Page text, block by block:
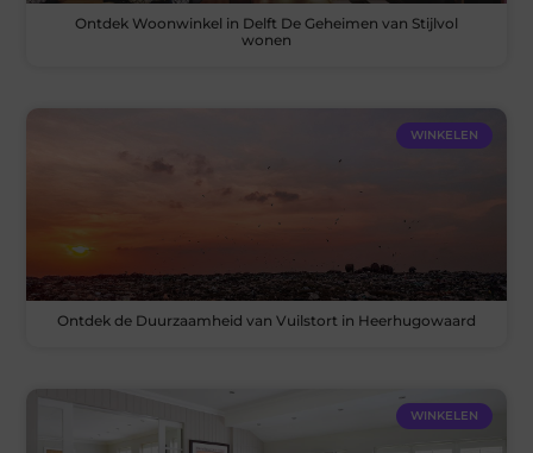
Ontdek Woonwinkel in Delft De Geheimen van Stijlvol
wonen
WINKELEN
Ontdek de Duurzaamheid van Vuilstort in Heerhugowaard
WINKELEN